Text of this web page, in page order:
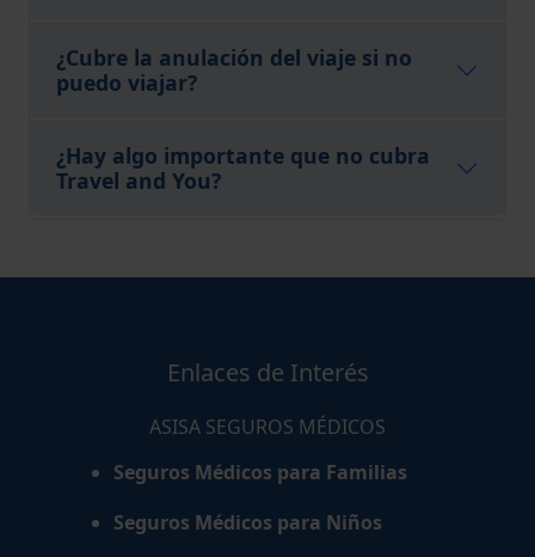
¿Cubre la anulación del viaje si no
puedo viajar?
¿Hay algo importante que no cubra
Travel and You?
Enlaces de Interés
ASISA SEGUROS MÉDICOS
Seguros Médicos para Familias
Seguros Médicos para Niños